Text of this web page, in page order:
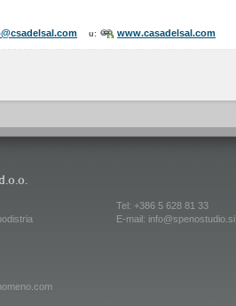
u: www.casadelsal.com
Tel: +386 5 628 81 33
E-mail: info@spenostudio.si